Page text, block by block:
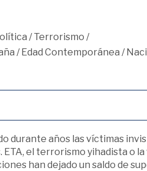
/Terrorismo /
/Edad Contemporánea /
durante años las víctimas
el terrorismo yihadista o
han dejado un saldo de